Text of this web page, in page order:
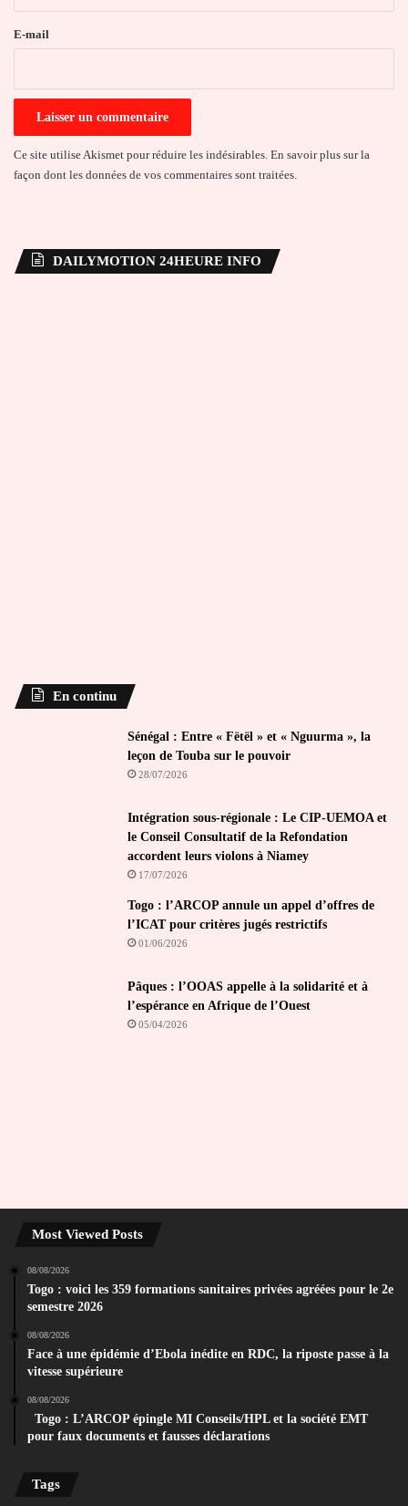
e
E-mail
Ce site utilise Akismet pour réduire les indésirables. En savoir plus sur la
façon dont les données de vos commentaires sont traitées
DAILYMOTION 24HEURE INFO
En continu
Sénégal : Entre « Fëtël » et « Nguurma », la
leçon de Touba sur le pouvoir
28/07/2026
Intégration sous-régionale : Le CIP-UEMOA et
le Conseil Consultatif de la Refondation
accordent leurs violons à Niamey
17/07/2026
Togo : l’ARCOP annule un appel d’offres de
l’ICAT pour critères jugés restrictifs
01/06/2026
Pâques : l’OOAS appelle à la solidarité et à
l’espérance en Afrique de l’Ouest
05/04/2026
Most Viewed Posts
08/08/2026
Togo : voici les 359 formations sanitaires privées agréées pour le 2e
semestre 2026
08/08/2026
Face à une épidémie d’Ebola inédite en RDC, la riposte passe à la
vitesse supérieure
08/08/2026
Togo : L’ARCOP épingle MI Conseils/HPL et la société EMT
pour faux documents et fausses déclarations
Tags